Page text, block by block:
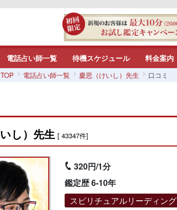
電話占い師一覧 待機スケジュール 料金案内
電話占い師一覧 慶思（けいし）先生 口コミ
し）先生 [ 43347件]
320円/1分
鑑定歴 6-10年
スピリチュアルリーディング